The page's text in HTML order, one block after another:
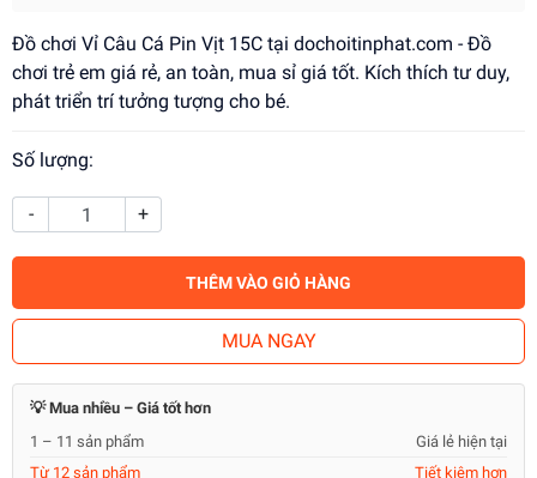
Đồ chơi Vỉ Câu Cá Pin Vịt 15C tại dochoitinphat.com - Đồ
chơi trẻ em giá rẻ, an toàn, mua sỉ giá tốt. Kích thích tư duy,
phát triển trí tưởng tượng cho bé.
Số lượng:
- +
THÊM VÀO GIỎ HÀNG
MUA NGAY
💡 Mua nhiều – Giá tốt hơn
1 – 11 sản phẩm
Giá lẻ hiện tại
Từ 12 sản phẩm
Tiết kiệm hơn